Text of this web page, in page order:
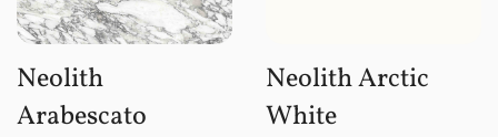
Neolith
Arabescato
Neolith Arctic
White